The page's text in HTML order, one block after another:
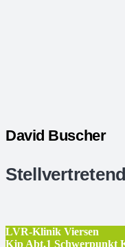
David Buscher
LVR-Klinik Viersen
Kjp Abt.1 Schwerpunkt